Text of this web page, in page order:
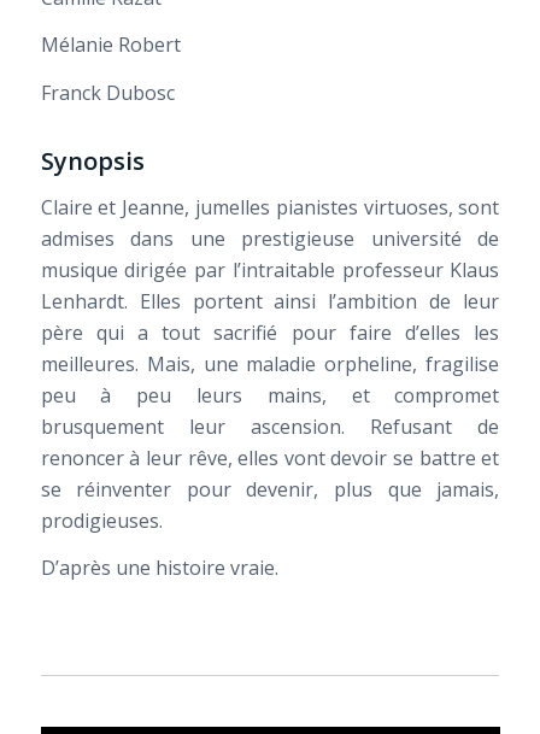
Mélanie Robert
Franck Dubosc
Synopsis
Claire et Jeanne, jumelles pianistes virtuoses, sont
admises dans une prestigieuse université de
musique dirigée par l’intraitable professeur Klaus
Lenhardt. Elles portent ainsi l’ambition de leur
père qui a tout sacrifié pour faire d’elles les
meilleures. Mais, une maladie orpheline, fragilise
peu à peu leurs mains, et compromet
brusquement leur ascension. Refusant de
renoncer à leur rêve, elles vont devoir se battre et
se réinventer pour devenir, plus que jamais,
prodigieuses.
D’après une histoire vraie.